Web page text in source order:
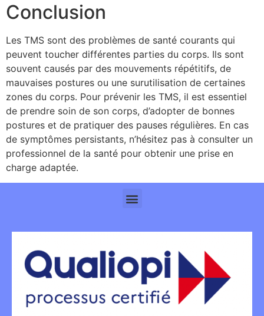
Conclusion
Les TMS sont des problèmes de santé courants qui
peuvent toucher différentes parties du corps. Ils sont
souvent causés par des mouvements répétitifs, de
mauvaises postures ou une surutilisation de certaines
zones du corps. Pour prévenir les TMS, il est essentiel
de prendre soin de son corps, d’adopter de bonnes
postures et de pratiquer des pauses régulières. En cas
de symptômes persistants, n’hésitez pas à consulter un
professionnel de la santé pour obtenir une prise en
charge adaptée.